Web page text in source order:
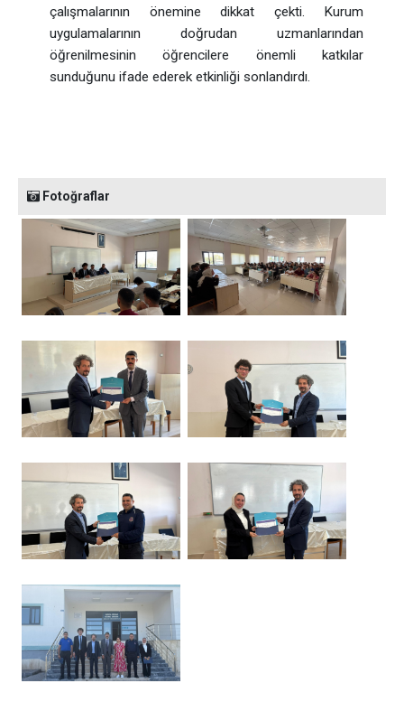
çalışmalarının önemine dikkat çekti. Kurum
uygulamalarının doğrudan uzmanlarından
öğrenilmesinin öğrencilere önemli katkılar
sunduğunu ifade ederek etkinliği sonlandırdı.
Fotoğraflar